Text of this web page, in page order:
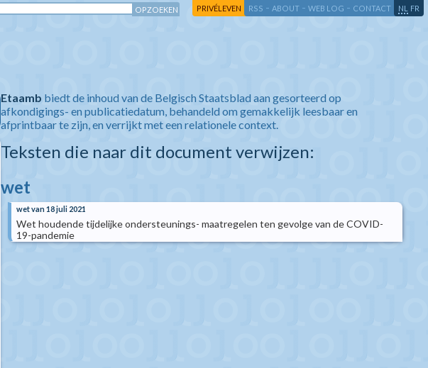
PRIVÉLEVEN RSS - ABOUT - WEB LOG - CONTACT NL FR
Etaamb biedt de inhoud van de Belgisch Staatsblad aan gesorteerd op
afkondigings- en publicatiedatum, behandeld om gemakkelijk leesbaar en
afprintbaar te zijn, en verrijkt met een relationele context.
Teksten die naar dit document verwijzen:
wet
wet van 18 juli 2021
Wet houdende tijdelijke ondersteunings- maatregelen ten gevolge van de COVID-
19-pandemie